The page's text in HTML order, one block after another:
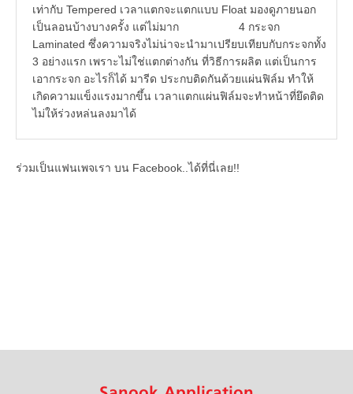
เท่ากับ Tempered เวลาแตกจะแตกแบบ Float มองดูภายนอก
เป็นลอนบ้างบางครั้ง แต่ไม่มาก 4 กระจก
Laminated ซึ่งความจริงไม่น่าจะนำมาเปรียบเทียบกับกระจกทั้ง
3 อย่างแรก เพราะไม่ใช่แตกต่างกัน ที่วิธีการผลิต แต่เป็นการ
เอากระจก อะไรก็ได้ มารีด ประกบติดกันด้วยแผ่นฟิล์ม ทำให้
เกิดความแข็งแรงมากขึ้น เวลาแตกแผ่นฟิล์มจะทำหน้าที่ยึดติด
ไม่ให้ร่วงหล่นลงมาได้
ร่วมเป็นแฟนเพจเรา บน Facebook..ได้ที่นี่เลย!!